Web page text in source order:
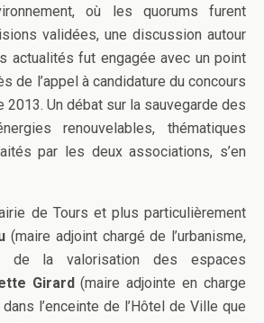
où les quorums furent
validées, une discussion autour
actualités fut engagée avec un point
de l’appel à candidature du concours
Un débat sur la sauvegarde des
renouvelables, thématiques
par les deux associations, s’en
de Tours et plus particulièrement
(maire adjoint chargé de l’urbanisme,
de la valorisation des espaces
Girard(maire adjointe en charge
l’enceinte de l’Hôtel de Ville que